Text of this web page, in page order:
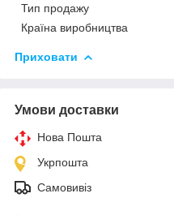
Тип продажу
Країна виробництва
Приховати
Умови доставки
Нова Пошта
Укрпошта
Самовивіз